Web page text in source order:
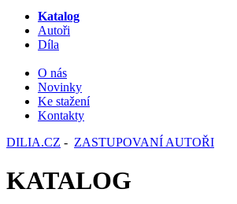
Katalog
Autoři
Díla
O nás
Novinky
Ke stažení
Kontakty
DILIA.CZ - ZASTUPOVANÍ AUTOŘI
KATALOG